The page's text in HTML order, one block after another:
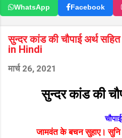
WhatsApp Facebook
सुन्दर कांड की चौपाई अर्थ
in Hindi
मार्च 26, 2021
सुन्दर कांड की
चौपाई
जामवंत के बचन सुहाए।